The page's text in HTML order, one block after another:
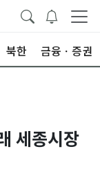
북한 금융ㆍ증권
세종시장